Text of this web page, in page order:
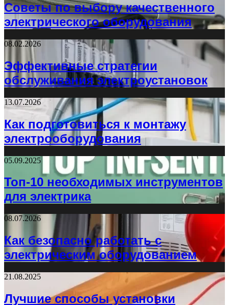
Советы по выбору качественного
электрического оборудования
08.02.2026
Эффективные стратегии
обслуживания электроустановок
13.07.2026
Как подготовиться к монтажу
электрооборудования
05.09.2025
Топ-10 необходимых инструментов
для электрика
08.07.2026
Как безопасно работать с
электрическим оборудованием
21.08.2025
Лучшие способы установки